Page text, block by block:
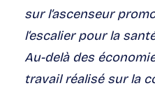
sur l’ascenseur
l‘escalier pour la
Au-delà des
travail réalisé sur la